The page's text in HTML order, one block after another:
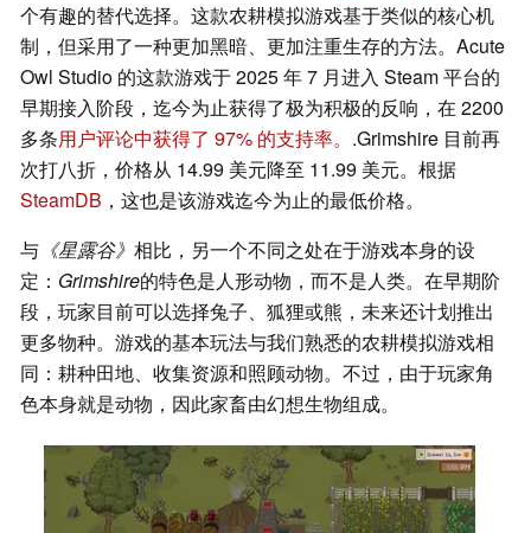
个有趣的替代选择。这款农耕模拟游戏基于类似的核心机
制，但采用了一种更加黑暗、更加注重生存的方法。Acute
Owl Studio 的这款游戏于 2025 年 7 月进入 Steam 平台的
早期接入阶段，迄今为止获得了极为积极的反响，在 2200
多条用户评论中获得了 97% 的支持率。 .Grimshire 目前再
次打八折，价格从 14.99 美元降至 11.99 美元。根据
SteamDB ，这也是该游戏迄今为止的最低价格。
与 《星露谷》 相比，另一个不同之处在于游戏本身的设
定： Grimshire的特色是人形动物，而不是人类。在早期阶
段，玩家目前可以选择兔子、狐狸或熊，未来还计划推出
更多物种。游戏的基本玩法与我们熟悉的农耕模拟游戏相
同：耕种田地、收集资源和照顾动物。不过，由于玩家角
色本身就是动物，因此家畜由幻想生物组成。